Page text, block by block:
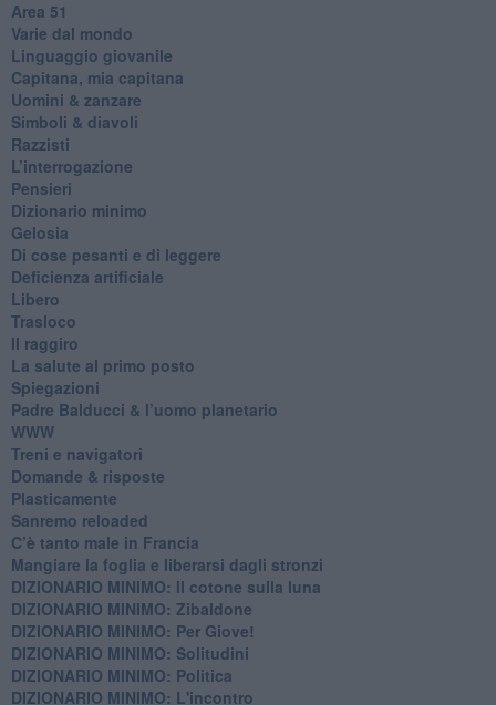
​Area 51
Varie dal mondo
​Linguaggio giovanile
​Capitana, mia capitana
Uomini & zanzare
​Simboli & diavoli
Razzisti
​L’interrogazione
Pensieri
​Dizionario minimo
Gelosia
Di cose pesanti e di leggere
​Deficienza artificiale
Libero
Trasloco
Il raggiro
​La salute al primo posto
Spiegazioni
Padre Balducci & l’uomo planetario
WWW
​Treni e navigatori
​Domande & risposte
​Plasticamente
Sanremo reloaded
C’è tanto male in Francia
​Mangiare la foglia e liberarsi dagli stronzi
DIZIONARIO MINIMO: Il cotone sulla luna
DIZIONARIO MINIMO: Zibaldone
DIZIONARIO MINIMO: Per Giove!
DIZIONARIO MINIMO: Solitudini
DIZIONARIO MINIMO: Politica
DIZIONARIO MINIMO: L'incontro